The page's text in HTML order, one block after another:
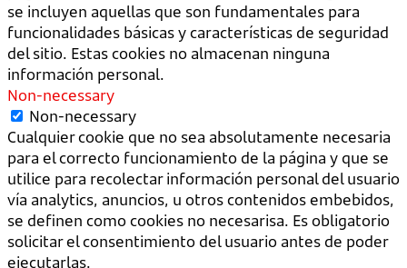
se incluyen aquellas que son fundamentales para
funcionalidades básicas y características de seguridad
del sitio. Estas cookies no almacenan ninguna
información personal.
Non-necessary
Non-necessary
Cualquier cookie que no sea absolutamente necesaria
para el correcto funcionamiento de la página y que se
utilice para recolectar información personal del usuario
vía analytics, anuncios, u otros contenidos embebidos,
se definen como cookies no necesarisa. Es obligatorio
solicitar el consentimiento del usuario antes de poder
ejecutarlas.